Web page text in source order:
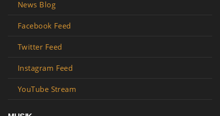
News Blog
Facebook Feed
Twitter Feed
Instagram Feed
YouTube Stream